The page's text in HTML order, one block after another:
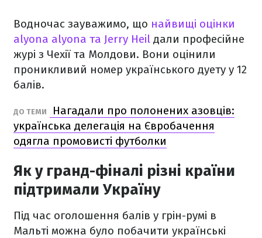
Водночас зауважимо, що найвищі оцінки
alyona alyona та Jerry Heil дали професійне
журі з Чехії та Молдови. Вони оцінили
проникливий номер українського дуету у 12
балів.
ДО ТЕМИ
Нагадали про полонених азовців:
українська делегація на Євробачення
одягла промовисті футболки
Як у гранд-фіналі різні країни
підтримали Україну
Під час оголошення балів у грін-румі в
Мальті можна було побачити українські